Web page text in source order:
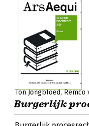
Ton Jongbloed Remco
Burgerlijk